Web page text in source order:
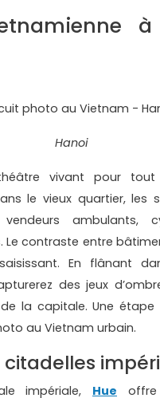
Hanoi
vivant pour
le vieux quartier, les
ambulants,
Le contraste entre
En flânant
des jeux
la capitale. Une étape
au Vietnam urbain.
citadelles
impériale, Hue